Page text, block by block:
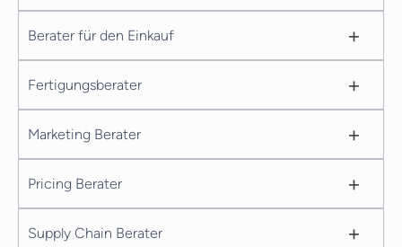
Berater für den Einkauf +
Fertigungsberater +
Marketing Berater +
Pricing Berater +
Supply Chain Berater +